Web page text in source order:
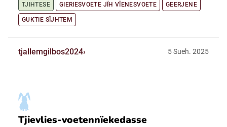
TJIHTESE GIERIESVOETE JÏH VÏENESVOETE GEERJENE
GUKTIE SÏJHTEM
tjallemgilbos2024 5 Sueh. 2025
Tjievlies-voetennïekedasse